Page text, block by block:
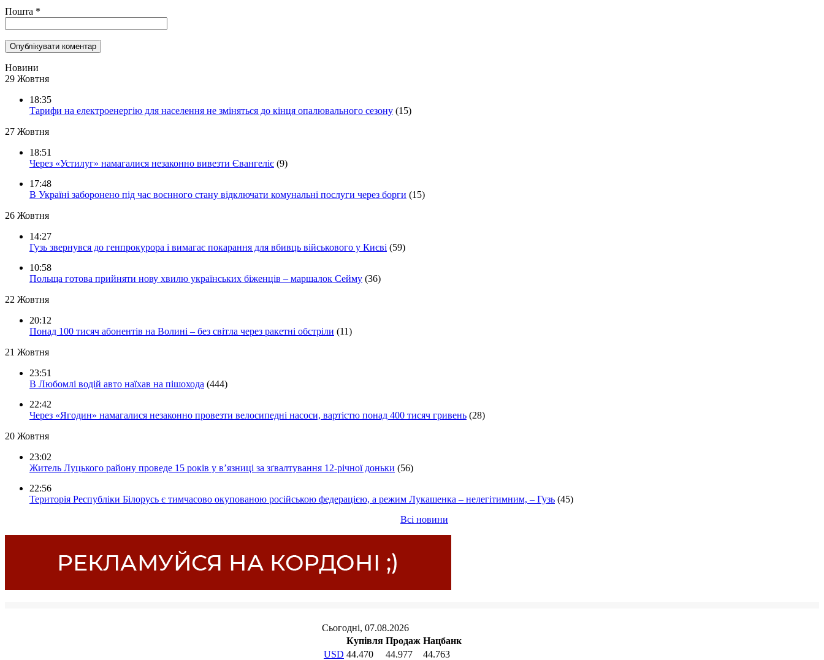
Пошта *
Новини
29 Жовтня
18:35
Тарифи на електроенергію для населення не зміняться до кінця опалювального сезону (15)
27 Жовтня
18:51
Через «Устилуг» намагалися незаконно вивезти Євангеліє (9)
17:48
В Україні заборонено під час воєнного стану відключати комунальні послуги через борги (15)
26 Жовтня
14:27
Гузь звернувся до генпрокурора і вимагає покарання для вбивць військового у Києві (59)
10:58
Польща готова прийняти нову хвилю українських біженців – маршалок Сейму (36)
22 Жовтня
20:12
Понад 100 тисяч абонентів на Волині – без світла через ракетні обстріли (11)
21 Жовтня
23:51
В Любомлі водій авто наїхав на пішохода (444)
22:42
Через «Ягодин» намагалися незаконно провезти велосипедні насоси, вартістю понад 400 тисяч гривень (28)
20 Жовтня
23:02
Житель Луцького району проведе 15 років у в’язниці за зґвалтування 12-річної доньки (56)
22:56
Територія Республіки Білорусь є тимчасово окупованою російською федерацією, а режим Лукашенка – нелегітимним, – Гузь (45)
Всі новини